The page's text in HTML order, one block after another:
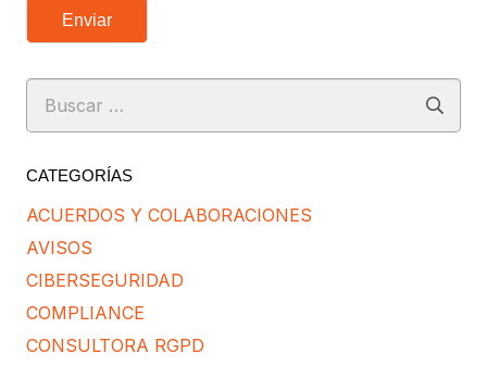
Enviar
Buscar:
CATEGORÍAS
ACUERDOS Y COLABORACIONES
AVISOS
CIBERSEGURIDAD
COMPLIANCE
CONSULTORA RGPD